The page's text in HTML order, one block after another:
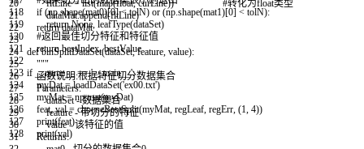
118
119
120
121
122
123
124
125
126
127
128
if (np.shape(mat0)[0] < tolN) or (np shape(mat1)[0] < tolN):
return None leafType(dataSet)
#返回最佳切分特征和特征值
return bestIndex, bestValue
if __name__ == '__main__':
myDat = loadDataSet('ex00.txt')
myMat = np.mat(myDat)
feat, val = chooseBestSplit(myMat regLeaf regErr (1 4))
print(feat)
print(val)
20
21
22
23
24
25
26
27
28
29
30
31
fltLine = list(map(float, curLine))
#转化为float类型
dataMat.append(fltLine)
return dataMat
def binSplitDataSet(dataSet, feature value):
"""
函数说明:根据特征切分数据集合
Parameters:
dataSet - 数据集合
feature - 带切分的特征
value - 该特征的值
Returns: